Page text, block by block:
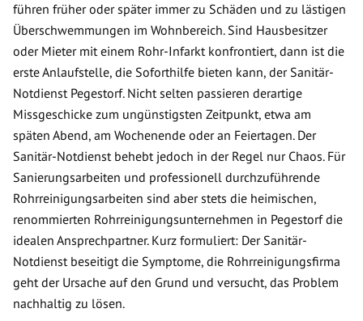
führen früher oder später immer zu Schäden und zu lästigen
Überschwemmungen im Wohnbereich. Sind Hausbesitzer
oder Mieter mit einem Rohr-Infarkt konfrontiert, dann ist die
erste Anlaufstelle, die Soforthilfe bieten kann, der Sanitär-
Notdienst Pegestorf. Nicht selten passieren derartige
Missgeschicke zum ungünstigsten Zeitpunkt, etwa am
späten Abend, am Wochenende oder an Feiertagen. Der
Sanitär-Notdienst behebt jedoch in der Regel nur Chaos. Für
Sanierungsarbeiten und professionell durchzuführende
Rohrreinigungsarbeiten sind aber stets die heimischen,
renommierten Rohrreinigungsunternehmen in Pegestorf die
idealen Ansprechpartner. Kurz formuliert: Der Sanitär-
Notdienst beseitigt die Symptome, die Rohrreinigungsfirma
geht der Ursache auf den Grund und versucht, das Problem
nachhaltig zu lösen.